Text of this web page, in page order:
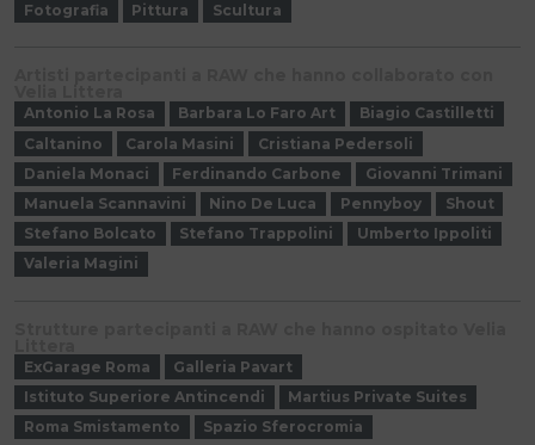
Fotografia Pittura Scultura
Antonio La Rosa Barbara Lo Faro Art
Biagio Castilletti
Caltanino
Carola Masini
Cristiana Pedersoli
Daniela Monaci
Ferdinando Carbone
Giovanni Trimani
Manuela Scannavini
Nino De Luca Pennyboy
Shout
Stefano Bolcato
Stefano Trappolini
Umberto Ippoliti
Valeria Magini
ExGarage Roma
Galleria Pavart
Istituto Superiore Antincendi
Martius Private Suites
Roma Smistamento
Spazio Sferocromia